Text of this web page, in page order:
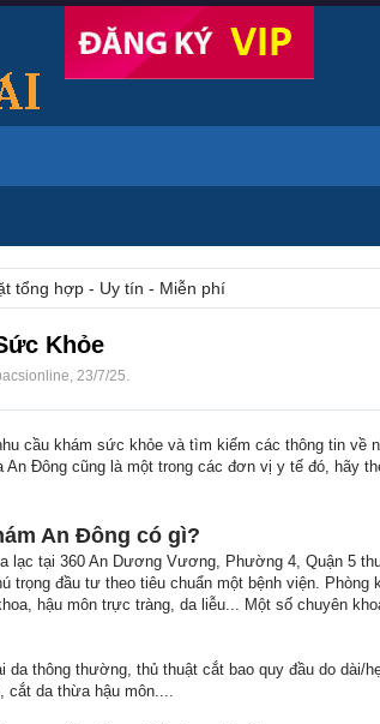
tổng hợp - Uy tín - Miễn phí
Khỏe
, 23/7/25.
cầu khám sức khỏe và tìm kiếm các thông tin về
An Đông cũng là một trong các đơn vị y tế đó, hãy
An Đông có gì?
lạc tại 360 An Dương Vương, Phường 4, Quận 5
trọng đầu tư theo tiêu chuẩn một bệnh viện. Phòng
hậu môn trực tràng, da liễu... Một số chuyên
da thông thường, thủ thuật cắt bao quy đầu do dài/
cắt da thừa hậu môn....